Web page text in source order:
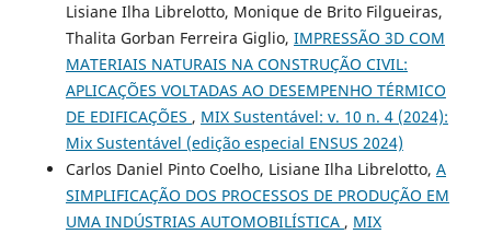
Lisiane Ilha Librelotto, Monique de Brito Filgueiras,
Thalita Gorban Ferreira Giglio, IMPRESSÃO 3D COM
MATERIAIS NATURAIS NA CONSTRUÇÃO CIVIL:
APLICAÇÕES VOLTADAS AO DESEMPENHO TÉRMICO
DE EDIFICAÇÕES , MIX Sustentável: v. 10 n. 4 (2024):
Mix Sustentável (edição especial ENSUS 2024)
Carlos Daniel Pinto Coelho, Lisiane Ilha Librelotto, A
SIMPLIFICAÇÃO DOS PROCESSOS DE PRODUÇÃO EM
UMA INDÚSTRIAS AUTOMOBILÍSTICA , MIX